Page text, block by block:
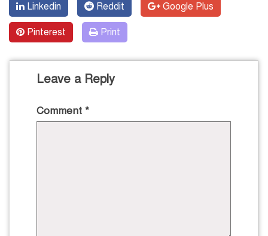
Linkedin Reddit Google Plus
Pinterest Print
Leave a Reply
Comment *